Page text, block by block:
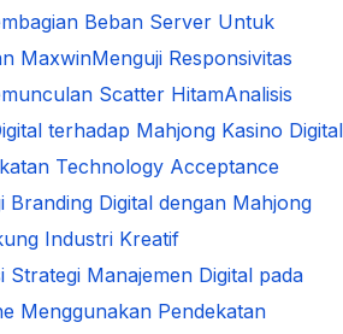
Beban Server Untuk
MaxwinMenguji Responsivitas
Scatter HitamAnalisis
terhadap Mahjong Kasino Digital
Technology Acceptance
Branding Digital dengan Mahjong
Industri Kreatif
Strategi Manajemen Digital pada
Menggunakan Pendekatan